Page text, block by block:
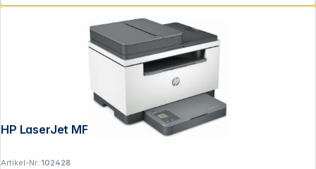
HP LaserJet MFP M 234 sdn
Artikel-Nr.:102428